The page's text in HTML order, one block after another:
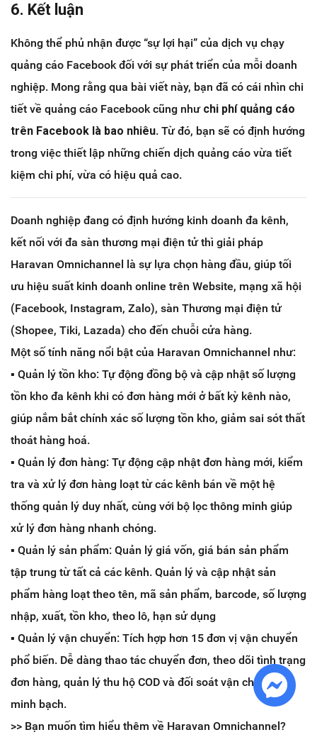
6. Kết luận
Không thể phủ nhận được “sự lợi hại” của dịch vụ chạy
quảng cáo Facebook đối với sự phát triển của mỗi doanh
nghiệp. Mong rằng qua bài viết này, bạn đã có cái nhìn chi
tiết về quảng cáo Facebook cũng như chi phí quảng cáo
trên Facebook là bao nhiêu. Từ đó, bạn sẽ có định hướng
trong việc thiết lập những chiến dịch quảng cáo vừa tiết
kiệm chi phí, vừa có hiệu quả cao.
Doanh nghiệp đang có định hướng kinh doanh đa kênh,
kết nối với đa sàn thương mại điện tử thì giải pháp
Haravan Omnichannel là sự lựa chọn hàng đầu, giúp tối
ưu hiệu suất kinh doanh online trên Website, mạng xã hội
(Facebook, Instagram, Zalo), sàn Thương mại điện tử
(Shopee, Tiki, Lazada) cho đến chuỗi cửa hàng.
Một số tính năng nổi bật của Haravan Omnichannel như:
▪️ Quản lý tồn kho: Tự động đồng bộ và cập nhật số lượng
tồn kho đa kênh khi có đơn hàng mới ở bất kỳ kênh nào,
giúp nắm bắt chính xác số lượng tồn kho, giảm sai sót thất
thoát hàng hoá.
▪️ Quản lý đơn hàng: Tự động cập nhật đơn hàng mới, kiểm
tra và xử lý đơn hàng loạt từ các kênh bán về một hệ
thống quản lý duy nhất, cùng với bộ lọc thông minh giúp
xử lý đơn hàng nhanh chóng.
▪️ Quản lý sản phẩm: Quản lý giá vốn, giá bán sản phẩm
tập trung từ tất cả các kênh. Quản lý và cập nhật sản
phẩm hàng loạt theo tên, mã sản phẩm, barcode, số lượng
nhập, xuất, tồn kho, theo lô, hạn sử dụng
▪️ Quản lý vận chuyển: Tích hợp hơn 15 đơn vị vận chuyển
phổ biến. Dễ dàng thao tác chuyển đơn, theo dõi tình trạng
đơn hàng, quản lý thu hộ COD và đối soát vận chuyển
minh bạch.
>> Bạn muốn tìm hiểu thêm về Haravan Omnichannel?